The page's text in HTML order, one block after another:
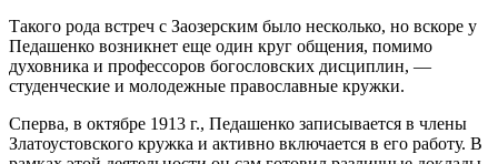
Такого рода встреч с Заозерским было несколько, но вскоре у
Педашенко возникнет еще один круг общения, помимо
духовника и профессоров богословских дисциплин, —
студенческие и молодежные православные кружки.
Сперва, в октябре 1913 г., Педашенко записывается в члены
Златоустовского кружка и активно включается в его работу. В